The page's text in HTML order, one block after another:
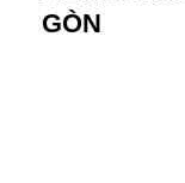
GÒN